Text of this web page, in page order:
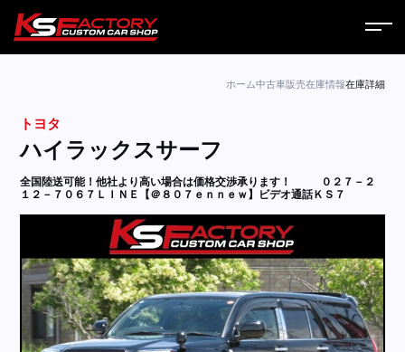
サービス
コラム
ニュース
営業日
ホーム中古車販売在庫情報在庫詳細
トヨタ
ハイラックスサーフ
全国陸送可能！他社より高い場合は価格交渉承ります！
０２７－２
１２－７０６７ＬＩＮＥ【＠８０７ｅｎｎｅｗ】ビデオ通話ＫＳ７